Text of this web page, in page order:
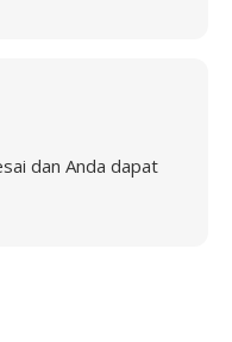
dan Anda dapat